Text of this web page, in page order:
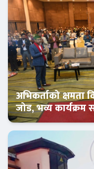
अभिकर्ताको
जोड, भव्य कार्यक्रम